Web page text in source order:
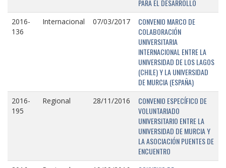
PARA EL DESARROLLO
2016-
136
Internacional 07/03/2017
CONVENIO MARCO DE
COLABORACIÓN
UNIVERSITARIA
INTERNACIONAL ENTRE LA
UNIVERSIDAD DE LOS LAGOS
(CHILE) Y LA UNIVERSIDAD
DE MURCIA (ESPAÑA)
2016-
195
Regional 28/11/2016
CONVENIO ESPECÍFICO DE
VOLUNTARIADO
UNIVERSITARIO ENTRE LA
UNIVERSIDAD DE MURCIA Y
LA ASOCIACIÓN PUENTES DE
ENCUENTRO